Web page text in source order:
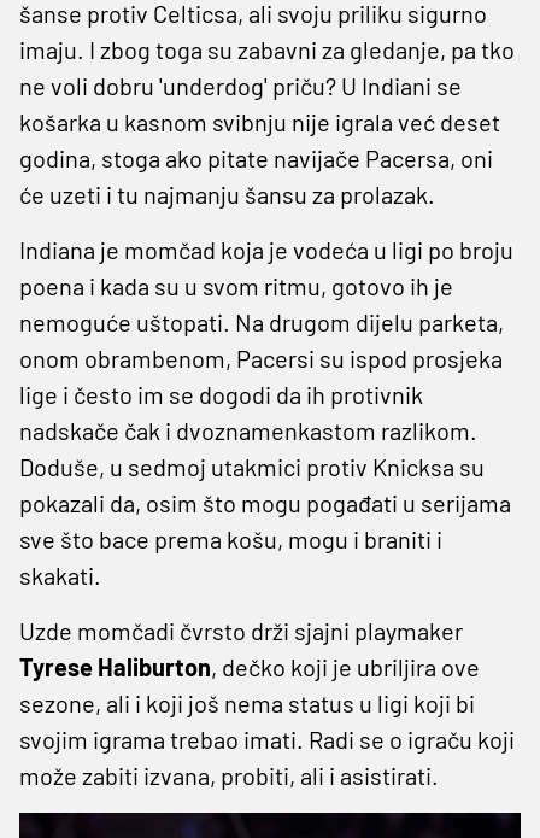
šanse protiv Celticsa, ali svoju priliku sigurno
imaju. I zbog toga su zabavni za gledanje, pa tko
ne voli dobru 'underdog' priču? U Indiani se
košarka u kasnom svibnju nije igrala već deset
godina, stoga ako pitate navijače Pacersa, oni
će uzeti i tu najmanju šansu za prolazak.
Indiana je momčad koja je vodeća u ligi po broju
poena i kada su u svom ritmu, gotovo ih je
nemoguće uštopati. Na drugom dijelu parketa,
onom obrambenom, Pacersi su ispod prosjeka
lige i često im se dogodi da ih protivnik
nadskače čak i dvoznamenkastom razlikom.
Doduše, u sedmoj utakmici protiv Knicksa su
pokazali da, osim što mogu pogađati u serijama
sve što bace prema košu, mogu i braniti i
skakati.
Uzde momčadi čvrsto drži sjajni playmaker
Tyrese Haliburton, dečko koji je ubriljira ove
sezone, ali i koji još nema status u ligi koji bi
svojim igrama trebao imati. Radi se o igraču koji
može zabiti izvana, probiti, ali i asistirati.